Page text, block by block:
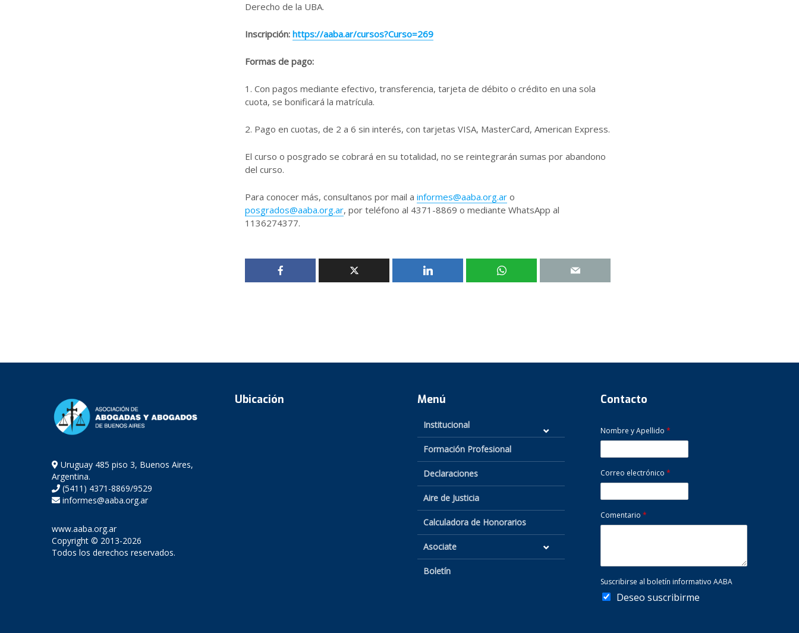
Derecho de la UBA.
Inscripción: https://aaba.ar/cursos?Curso=269
Formas de pago:
1. Con pagos mediante efectivo, transferencia, tarjeta de débito o crédito en una sola
cuota, se bonificará la matrícula.
2. Pago en cuotas, de 2 a 6 sin interés, con tarjetas VISA, MasterCard, American Express.
El curso o posgrado se cobrará en su totalidad, no se reintegrarán sumas por abandono
del curso.
Para conocer más, consultanos por mail a informes@aaba.org.ar o
posgrados@aaba.org.ar, por teléfono al 4371-8869 o mediante WhatsApp al
1136274377.
Uruguay 485 piso 3, Buenos Aires,
Argentina.
(5411) 4371-8869/9529
informes@aaba.org.ar
www.aaba.org.ar
Copyright © 2013-2026
Todos los derechos reservados.
Ubicación Menú
Institucional
Formación Profesional
Declaraciones
Aire de Justicia
Calculadora de Honorarios
Asociate
Boletín
Contacto
Nombre y Apellido *
Correo electrónico *
Comentario *
Suscribirse al boletín informativo AABA
Deseo suscribirme